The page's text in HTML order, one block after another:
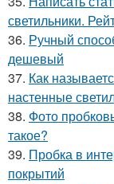
светильники.
36. Ручный
дешевый
37. Как
настенные
38. Фото
такое?
39. Пробка в
покрытий